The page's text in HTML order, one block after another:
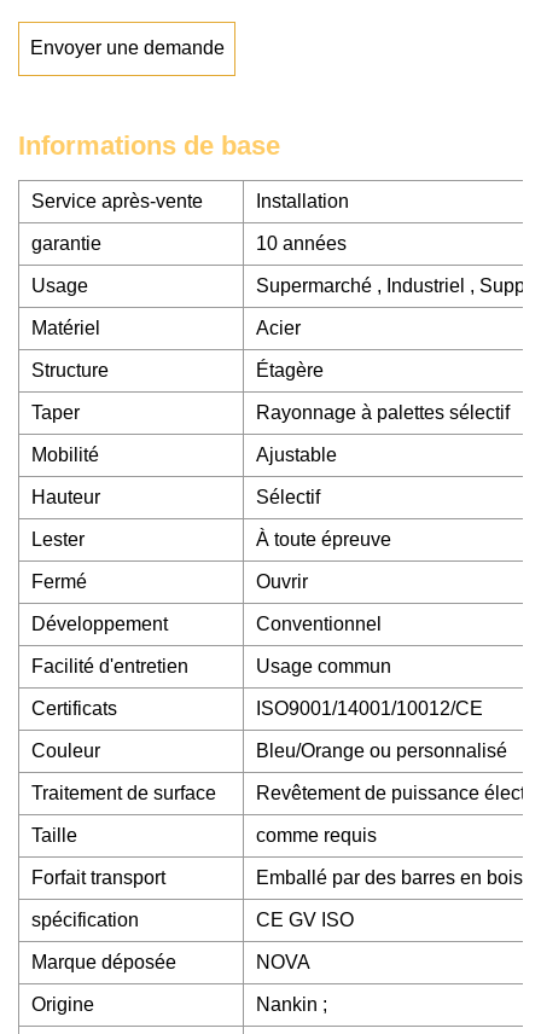
Envoyer une demande
Informations de base
Service après-vente Installation
garantie 10 années
Usage Supermarché , Industriel ,
Matériel Acier
Structure Étagère
Taper Rayonnage à palettes sélectif
Mobilité Ajustable
Hauteur Sélectif
Lester À toute épreuve
Fermé Ouvrir
Développement Conventionnel
Facilité d'entretien Usage commun
Certificats ISO9001/14001/10012/CE
Couleur Bleu/Orange ou personnalisé
Traitement de surface Revêtement de puissance
Taille comme requis
Forfait transport Emballé par des barres en bois,
spécification CE GV ISO
Marque déposée NOVA
Origine Nankin ;